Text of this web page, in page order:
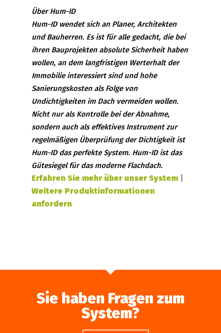
Über Hum-ID
Hum-ID wendet sich an Planer, Architekten
und Bauherren. Es ist für alle gedacht, die bei
ihren Bauprojekten absolute Sicherheit haben
wollen, an dem langfristigen Werterhalt der
Immobilie interessiert sind und hohe
Sanierungskosten als Folge von
Undichtigkeiten im Dach vermeiden wollen.
Nicht nur als Kontrolle bei der Abnahme,
sondern auch als effektives Instrument zur
regelmäßigen Überprüfung der Dichtigkeit ist
Hum-ID das perfekte System. Hum-ID ist das
Gütesiegel für das moderne Flachdach.
Erfahren Sie mehr über unser System
Weitere Produktinformationen
anfordern
Sie haben Fragen zum
System?